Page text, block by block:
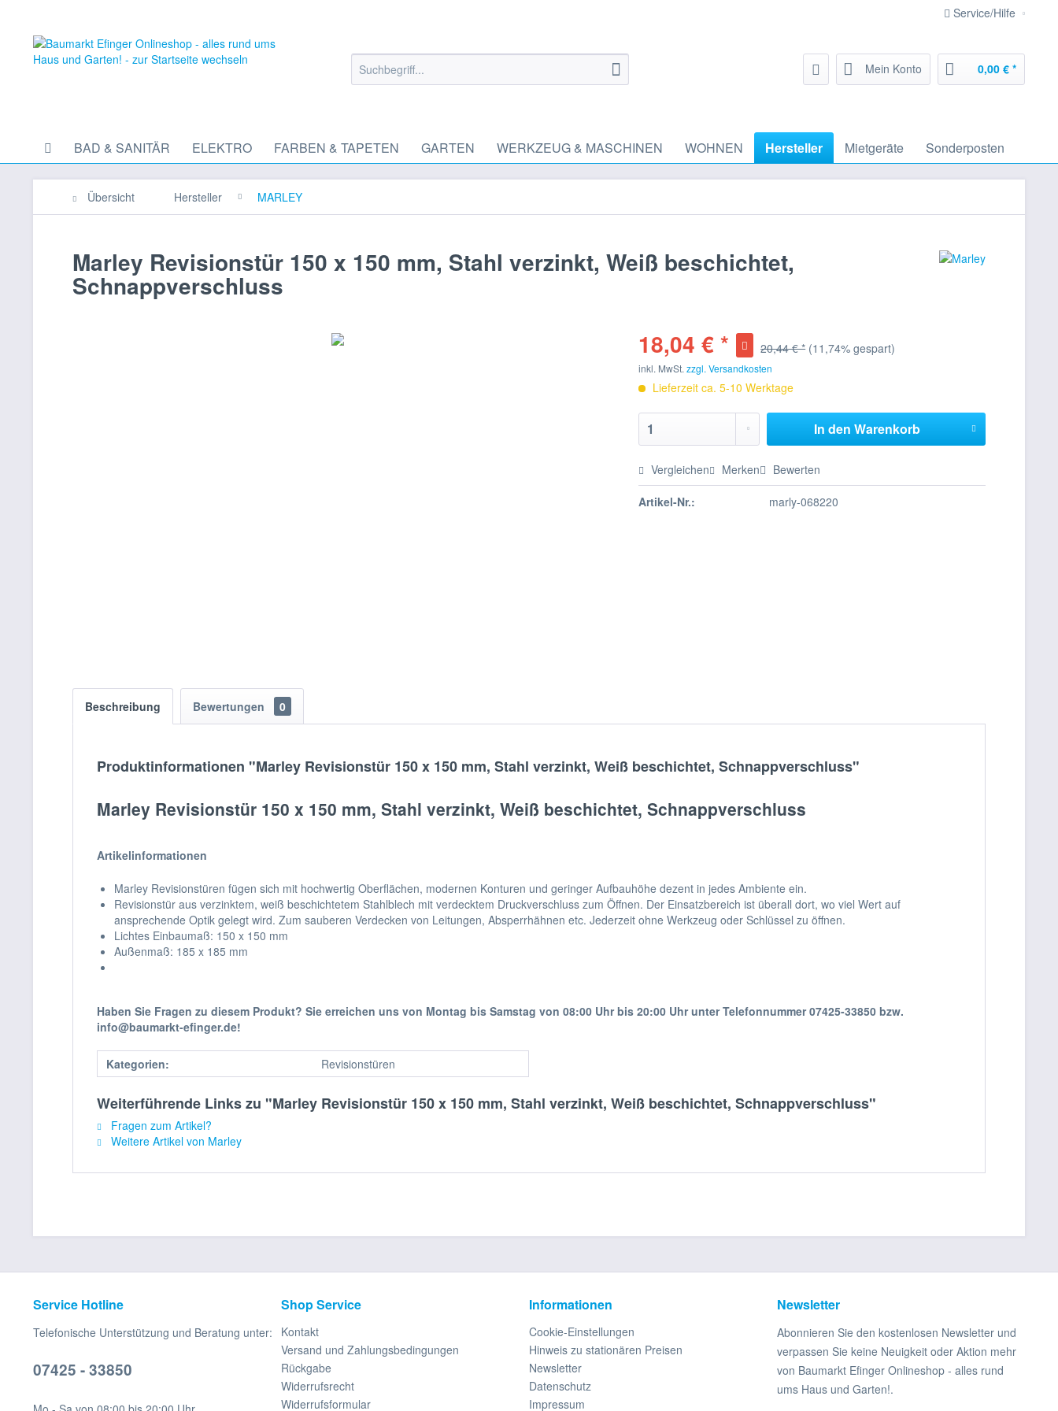
Service/Hilfe
Mein Konto 0,00 € *
BAD & SANITÄR ELEKTRO FARBEN & TAPETEN GARTEN WERKZEUG & MASCHINEN WOHNEN Hersteller Mietgeräte Sonderposten
Übersicht Hersteller MARLEY
Marley Revisionstür 150 x 150 mm, Stahl verzinkt, Weiß beschichtet,
Schnappverschluss
18,04 € *
20,44 € * (11,74% gespart)
inkl. MwSt.zzgl. Versandkosten
Lieferzeit ca. 5-10 Werktage
In den Warenkorb
Vergleichen Merken Bewerten
Artikel-Nr.: marly-068220
Beschreibung Bewertungen 0
Produktinformationen "Marley Revisionstür 150 x 150 mm, Stahl verzinkt, Weiß beschichtet, Schnappverschluss"
Marley Revisionstür 150 x 150 mm, Stahl verzinkt, Weiß beschichtet, Schnappverschluss
Artikelinformationen
Marley Revisionstüren fügen sich mit hochwertig Oberflächen, modernen Konturen und geringer Aufbauhöhe dezent in jedes Ambiente ein.
Revisionstür aus verzinktem, weiß beschichtetem Stahlblech mit verdecktem Druckverschluss zum Öffnen. Der Einsatzbereich ist überall dort, wo viel Wert auf
ansprechende Optik gelegt wird. Zum sauberen Verdecken von Leitungen, Absperrhähnen etc. Jederzeit ohne Werkzeug oder Schlüssel zu öffnen.
Lichtes Einbaumaß: 150 x 150 mm
Außenmaß: 185 x 185 mm
Haben Sie Fragen zu diesem Produkt? Sie erreichen uns von Montag bis Samstag von 08:00 Uhr bis 20:00 Uhr unter Telefonnummer 07425-33850 bzw.
info@baumarkt-efinger.de!
Kategorien: Revisionstüren
Weiterführende Links zu "Marley Revisionstür 150 x 150 mm, Stahl verzinkt, Weiß beschichtet, Schnappverschluss"
Fragen zum Artikel?
Weitere Artikel von Marley
Service Hotline
Telefonische Unterstützung und Beratung unter:
07425 - 33850
Shop Service
Kontakt
Versand und Zahlungsbedingungen
Rückgabe
Widerrufsrecht
Widerrufsformular
Informationen
Cookie-Einstellungen
Hinweis zu stationären Preisen
Newsletter
Datenschutz
Impressum
Newsletter
Abonnieren Sie den kostenlosen Newsletter und
verpassen Sie keine Neuigkeit oder Aktion mehr
von Baumarkt Efinger Onlineshop - alles rund
ums Haus und Garten!.